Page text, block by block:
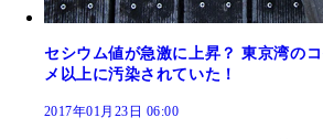
セシウム値が急激に上昇？ 東京湾の
メ以上に汚染されていた！
2017年01月23日 06:00